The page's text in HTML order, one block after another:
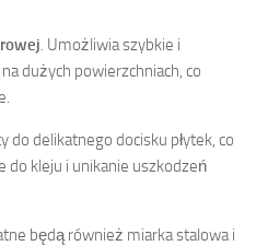
. Umożliwia szybkie i
dużych powierzchniach, co
delikatnego docisku płytek, co
do kleju i unikanie uszkodzeń
będą również miarka stalowa i